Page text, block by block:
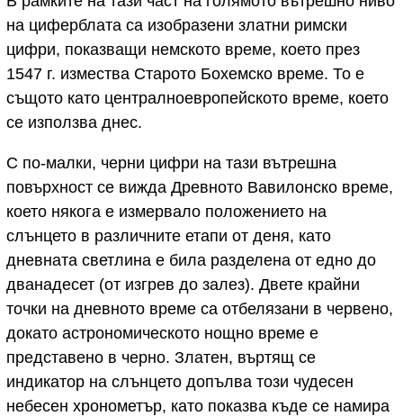
на циферблата са изобразени златни римски
цифри, показващи немското време, което през
1547 г. измества Старото Бохемско време. То е
същото като централноевропейското време, което
се използва днес.
С по-малки, черни цифри на тази вътрешна
повърхност се вижда Древното Вавилонско време,
което някога е измервало положението на
слънцето в различните етапи от деня, като
дневната светлина е била разделена от едно до
дванадесет (от изгрев до залез). Двете крайни
точки на дневното време са отбелязани в червено,
докато астрономическото нощно време е
представено в черно. Златен, въртящ се
индикатор на слънцето допълва този чудесен
небесен хронометър, като показва къде се намира